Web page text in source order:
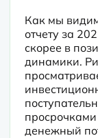
Как мы
отчету за
скорее в
динамики.
денежный